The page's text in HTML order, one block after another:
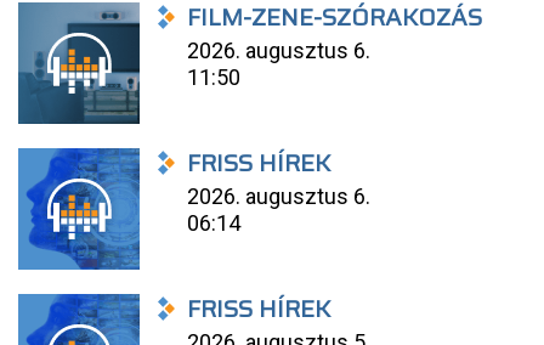
FILM-ZENE-SZÓRAKOZÁS
2026. augusztus 6.
11:50
FRISS HÍREK
2026. augusztus 6.
06:14
FRISS HÍREK